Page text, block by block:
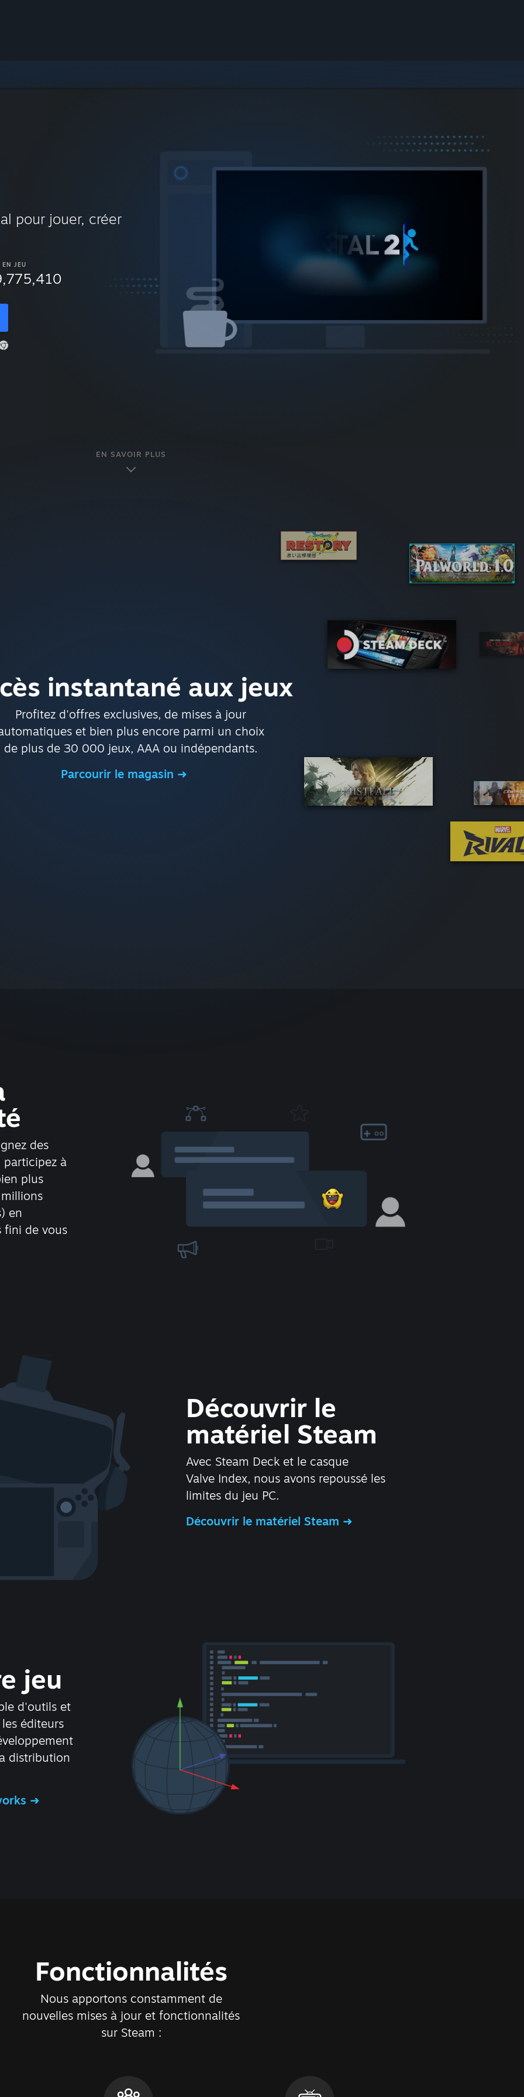
pour jouer, créer
EN JEU
EN SAVOIR PLUS
instantané aux jeux
Profitez d'offres exclusives, de mises à jour
et bien plus encore parmi un choix
de plus de 30 000 jeux, AAA ou indépendants.
Parcourir le magasin
des
participez à
plus
en
fini de vous
Découvrir le
matériel Steam
Avec Steam Deck et le casque
Valve Index, nous avons repoussé les
limites du jeu PC.
Découvrir le matériel Steam
jeu
d'outils et
éditeurs
distribution
Fonctionnalités
Nous apportons constamment de
nouvelles mises à jour et fonctionnalités
sur Steam :